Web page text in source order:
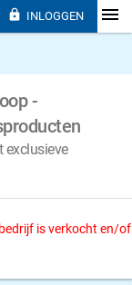
-
exclusieve
is verkocht en/of
 INLOGGEN